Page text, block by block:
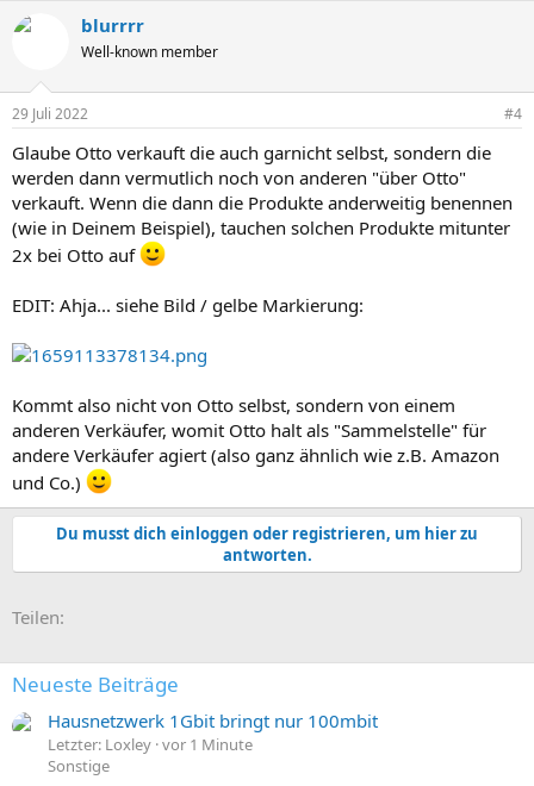
k
e
:
blurrrr
Well-known member
29 Juli 2022 #4
Glaube Otto verkauft die auch garnicht selbst, sondern die
werden dann vermutlich noch von anderen "über Otto"
verkauft. Wenn die dann die Produkte anderweitig benennen
(wie in Deinem Beispiel), tauchen solchen Produkte mitunter
2x bei Otto auf
EDIT: Ahja... siehe Bild / gelbe Markierung:
Kommt also nicht von Otto selbst, sondern von einem
anderen Verkäufer, womit Otto halt als "Sammelstelle" für
andere Verkäufer agiert (also ganz ähnlich wie z.B. Amazon
und Co.)
Du musst dich einloggen oder registrieren, um hier zu
antworten.
Teilen:
Neueste Beiträge
Hausnetzwerk 1Gbit bringt nur 100mbit
Letzter: Loxley vor 1 Minute
Sonstige